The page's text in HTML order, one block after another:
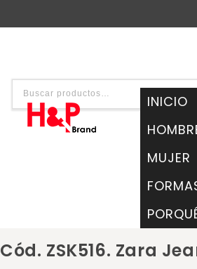
INICIO
MUJER
Cód. ZSK516. Zara